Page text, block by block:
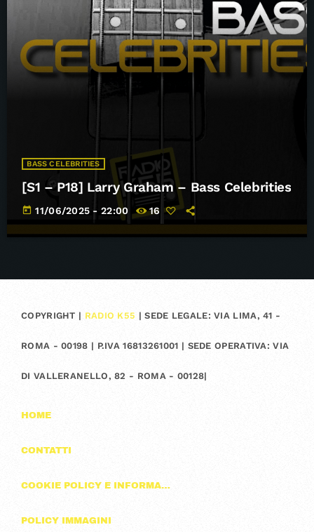
BASS CELEBRITIES
[S1 – P18] Larry Graham – Bass Celebrities
today 11/06/2025 - 22:00 16
COPYRIGHT | RADIO K55 | SEDE LEGALE: VIA LIMA, 41 -
ROMA - 00198 | P.IVA 16813261001 | SEDE OPERATIVA: VIA
DI VALLERANELLO, 82 - ROMA - 00128|
HOME
CONTATTI
COOKIE POLICY E INFORMAZIONI SULLA PRIVACY
POLICY IMMAGINI